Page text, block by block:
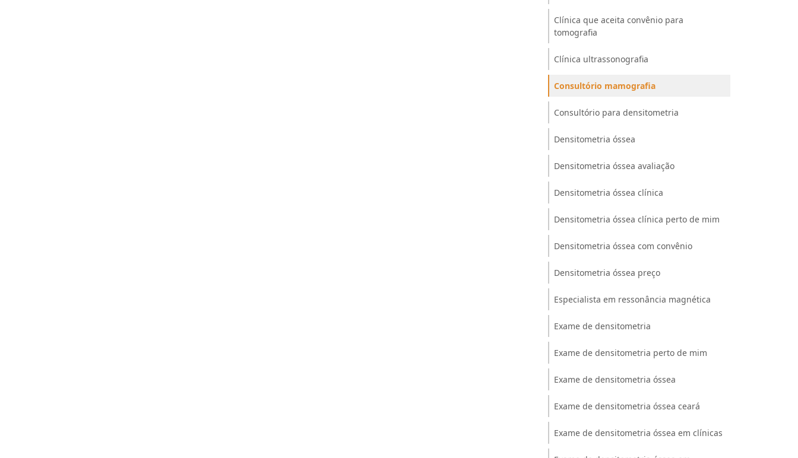
Clínica que aceita convênio para
tomografia
Clínica ultrassonografia
Consultório mamografia
Consultório para densitometria
Densitometria óssea
Densitometria óssea avaliação
Densitometria óssea clínica
Densitometria óssea clínica perto de mim
Densitometria óssea com convênio
Densitometria óssea preço
Especialista em ressonância magnética
Exame de densitometria
Exame de densitometria perto de mim
Exame de densitometria óssea
Exame de densitometria óssea ceará
Exame de densitometria óssea em clínicas